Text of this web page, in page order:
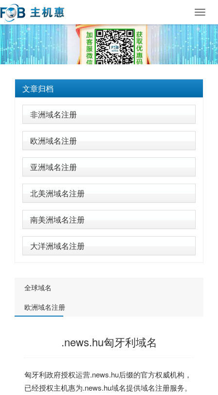
文章归档
非洲域名注册
欧洲域名注册
亚洲域名注册
北美洲域名注册
南美洲域名注册
大洋洲域名注册
全球域名
欧洲域名注册
.news.hu匈牙利域名
匈牙利政府授权运营.news.hu后缀的官方权威机构，
已经授权主机惠为.news.hu域名提供域名注册服务。